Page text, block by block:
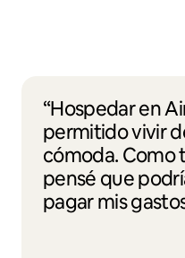
“Hospedar en
permitido vivir
cómoda. Como
pensé que
pagar mis